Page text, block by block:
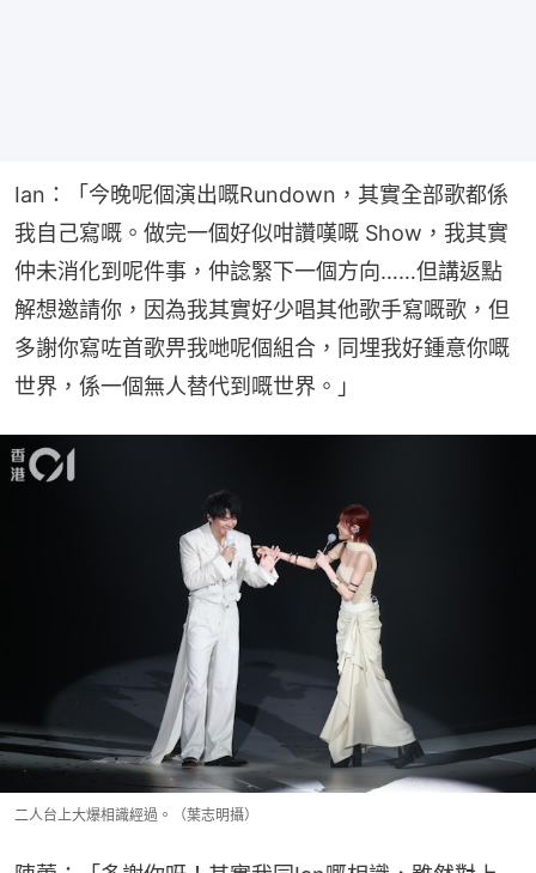
Ian：「今晚呢個演出嘅Rundown，其實全部歌都係
我自己寫嘅。做完一個好似咁讚嘆嘅 Show，我其實
仲未消化到呢件事，仲諗緊下一個方向……但講返點
解想邀請你，因為我其實好少唱其他歌手寫嘅歌，但
多謝你寫咗首歌畀我哋呢個組合，同埋我好鍾意你嘅
世界，係一個無人替代到嘅世界。」
二人台上大爆相識經過。（葉志明攝）